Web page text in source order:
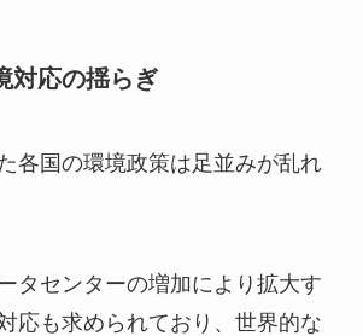
対応の揺らぎ
各国の環境政策は足並みが乱れ
タセンターの増加により拡大す
応も求められており、世界的な